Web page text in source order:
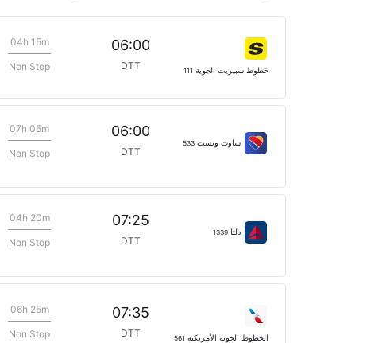
خطوط سبيريت الجوية 111
06:00
DTT
04h 15m
Non Stop
ساوث ويست 533
06:00
DTT
07h 05m
Non Stop
دلتا 1339
07:25
DTT
04h 20m
Non Stop
الخطوط الجوية الأمريكية 561
07:35
DTT
06h 25m
Non Stop